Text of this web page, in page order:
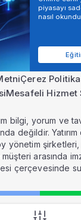
piyasayı
nasıl
Çerez
Mesafeli Hizmet
bilgi, yorum ve
değildir. Yatırım
yönetim
arasında
çerçevesinde